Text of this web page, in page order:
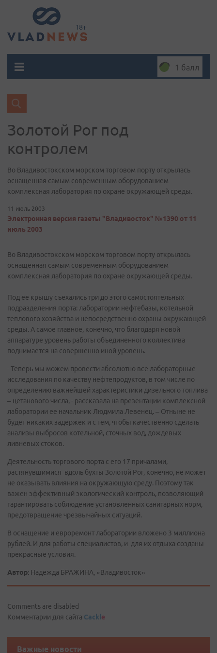
1 балл
Золотой Рог под
контролем
Во Владивостокском морском торговом порту открылась
оснащенная самым современным оборудованием
комплексная лаборатория по охране окружающей среды.
11 июль 2003
Электронная версия газеты "Владивосток" №1390 от 11
июль 2003
Во Владивостокском морском торговом порту открылась
оснащенная самым современным оборудованием
комплексная лаборатория по охране окружающей среды.
Под ее крышу съехались три до этого самостоятельных
подразделения порта: лаборатории нефтебазы, котельной
теплового хозяйства и непосредственно охраны окружающей
среды. А самое главное, конечно, что благодаря новой
аппаратуре уровень работы объединенного коллектива
поднимается на совершенно иной уровень.
- Теперь мы можем провести абсолютно все лабораторные
исследования по качеству нефтепродуктов, в том числе по
определению важнейшей характеристики дизельного топлива
– цетанового числа, - рассказала на презентации комплексной
лаборатории ее начальник Людмила Левенец. – Отныне не
будет никаких задержек и с тем, чтобы качественно сделать
анализы выбросов котельной, сточных вод, дождевых
ливневых стоков.
Деятельность торгового порта с его 17 причалами,
растянувшимися вдоль бухты Золотой Рог, конечно, не может
не оказывать влияния на окружающую среду. Поэтому так
важен эффективный экологический контроль, позволяющий
гарантировать соблюдение установленных санитарных норм,
предотвращение чрезвычайных ситуаций.
В оснащение и евроремонт лаборатории вложено 3 миллиона
рублей. И для работы специалистов, и для их отдыха созданы
прекрасные условия.
Автор: Надежда БРАЖИНА, «Владивосток»
Comments are disabled
Комментарии для сайта Cackle
Важные новости